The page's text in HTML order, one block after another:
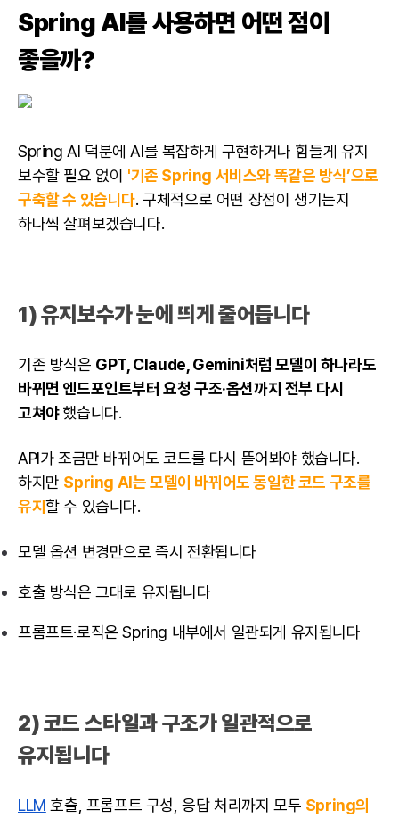
Spring AI를 사용하면 어떤 점이
좋을까?
Spring AI 덕분에 AI를 복잡하게 구현하거나 힘들게 유지
보수할 필요 없이 '기존 Spring 서비스와 똑같은 방식’으로
구축할 수 있습니다. 구체적으로 어떤 장점이 생기는지
하나씩 살펴보겠습니다.
1) 유지보수가 눈에 띄게 줄어듭니다
기존 방식은 GPT, Claude, Gemini처럼 모델이 하나라도
바뀌면 엔드포인트부터 요청 구조·옵션까지 전부 다시
고쳐야했습니다.
API가 조금만 바뀌어도 코드를 다시 뜯어봐야 했습니다.
하지만 Spring AI는 모델이 바뀌어도 동일한 코드 구조를
유지할 수 있습니다.
모델 옵션 변경만으로 즉시 전환됩니다
호출 방식은 그대로 유지됩니다
프롬프트·로직은 Spring 내부에서 일관되게 유지됩니다
2) 코드 스타일과 구조가 일관적으로
유지됩니다
LLM 호출, 프롬프트 구성, 응답 처리까지 모두 Spring의